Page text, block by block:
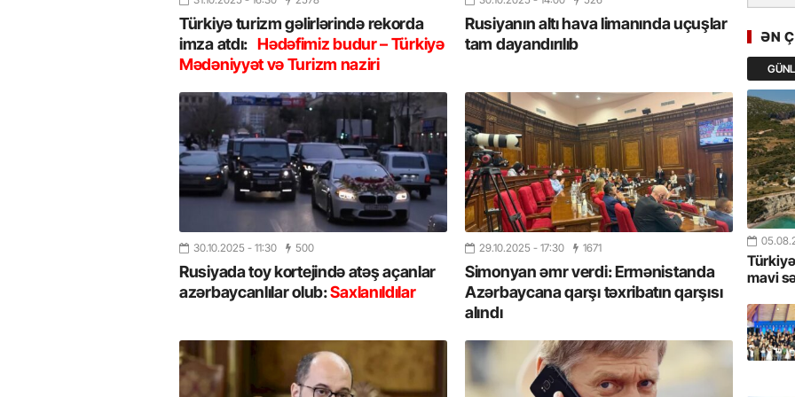
Türkiyə turizm gəlirlərində rekorda
imza atdı:Hədəfimiz budur – Türkiyə
Mədəniyyət və Turizm naziri
Rusiyanın altı hava limanında uçuşlar
tam dayandırılıb
30.10.2025 - 11:30 500
Rusiyada toy kortejində atəş açanlar
azərbaycanlılar olub:Saxlanıldılar
29.10.2025 - 17:30 1671
Simonyan əmr verdi: Ermənistanda
Azərbaycana qarşı təxribatın qarşısı
alındı
Awards
-
Türkiyə
“İlham
YAP
Günü
ƏN
mavi